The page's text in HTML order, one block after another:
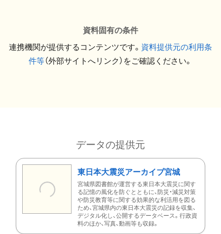
資料固有の条件
連携機関が提供するコンテンツです。 資料提供元の利用条
件等（外部サイトへリンク）をご確認ください。
データの提供元
東日本大震災アーカイブ宮城
宮城県図書館が運営する東日本大震災に関す
る記憶の風化を防ぐとともに、防災・減災対策
や防災教育等に関する効果的な利活用を図る
ため、宮城県内の東日本大震災の記録を収集、
デジタル化し、公開するデータベース。行政資
料のほか、写真、動画等も収録。